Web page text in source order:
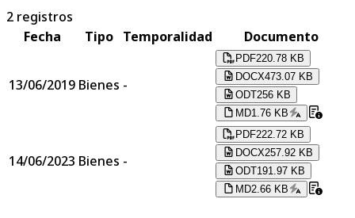
2 registros
Fecha
Tipo Temporalidad Documento
13/06/2019 Bienes -
PDF220.78 KB
DOCX473.07 KB
ODT256 KB
MD1.76 KB
14/06/2023 Bienes -
PDF222.72 KB
DOCX257.92 KB
ODT191.97 KB
MD2.66 KB